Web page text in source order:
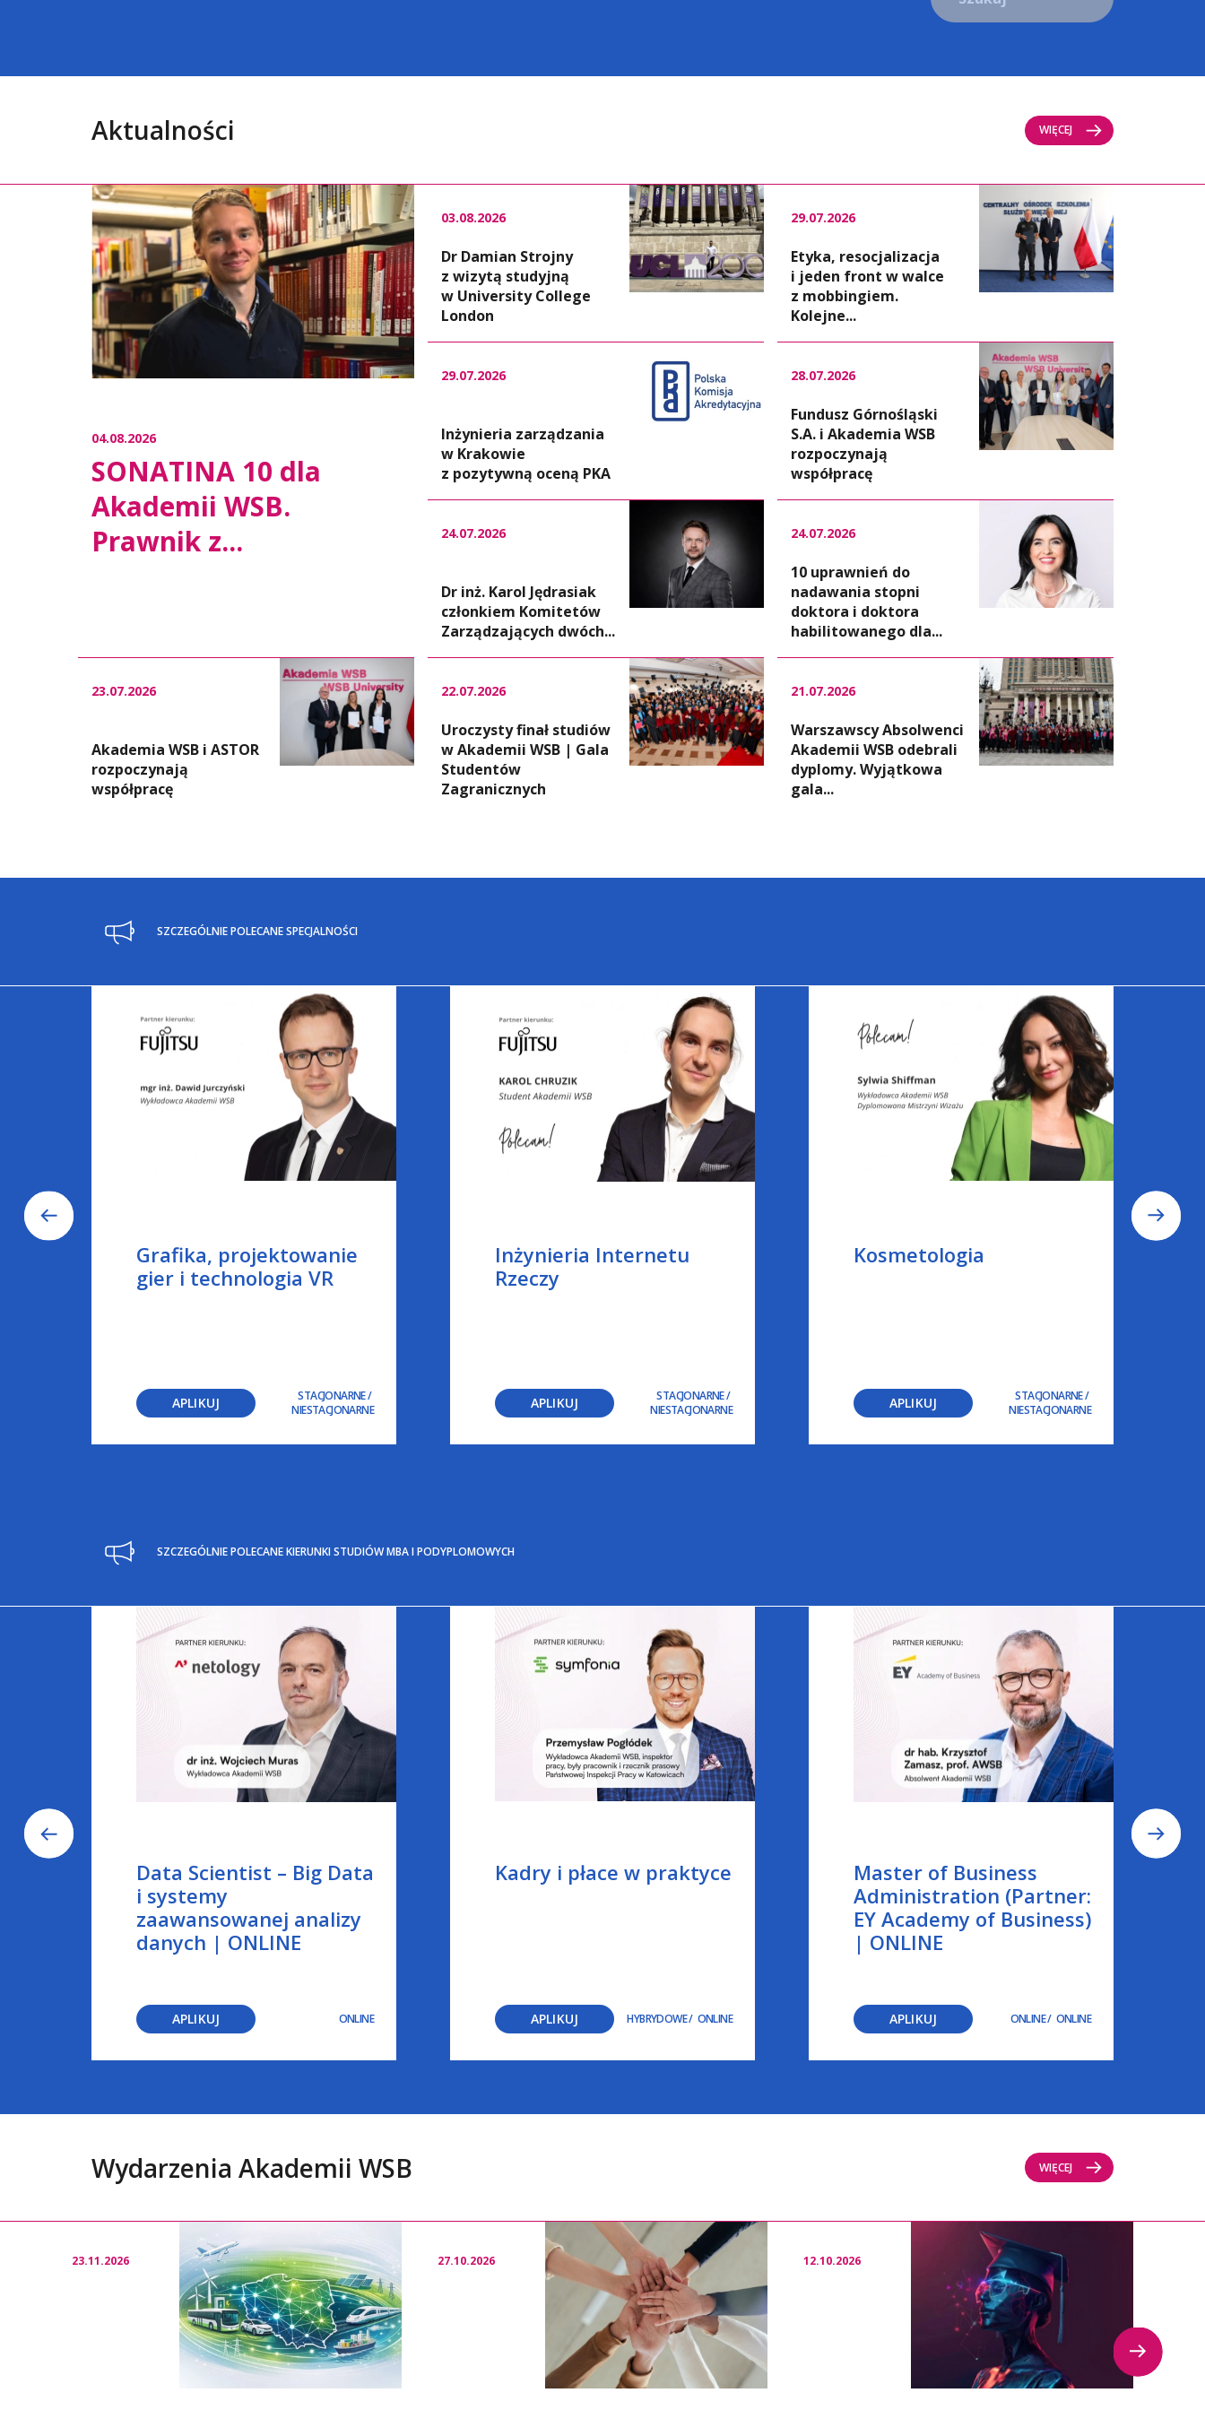
Aktualności WIĘCEJ
04.08.2026
SONATINA 10 dla
Akademii WSB.
Prawnik z...
03.08.2026
Dr Damian Strojny
z wizytą studyjną
w University College
London
29.07.2026
Etyka, resocjalizacja
i jeden front w walce
z mobbingiem.
Kolejne...
29.07.2026
Inżynieria zarządzania
w Krakowie
z pozytywną oceną PKA
28.07.2026
Fundusz Górnośląski
S.A. i Akademia WSB
rozpoczynają
współpracę
24.07.2026
Dr inż. Karol Jędrasiak
członkiem Komitetów
Zarządzających dwóch...
24.07.2026
10 uprawnień do
nadawania stopni
doktora i doktora
habilitowanego dla...
23.07.2026
Akademia WSB i ASTOR
rozpoczynają
współpracę
22.07.2026
Uroczysty finał studiów
w Akademii WSB | Gala
Studentów
Zagranicznych
21.07.2026
Warszawscy Absolwenci
Akademii WSB odebrali
dyplomy. Wyjątkowa
gala...
SZCZEGÓLNIE POLECANE SPECJALNOŚCI
Grafika, projektowanie
gier i technologia VR
APLIKUJ STACJONARNE/
NIESTACJONARNE
Inżynieria Internetu
Rzeczy
APLIKUJ STACJONARNE/
NIESTACJONARNE
Kosmetologia
APLIKUJ STACJONARNE/
NIESTACJONARNE
SZCZEGÓLNIE POLECANE KIERUNKI STUDIÓW MBA I PODYPLOMOWYCH
Data Scientist – Big Data
i systemy
zaawansowanej analizy
danych | ONLINE
APLIKUJ ONLINE
Kadry i płace w praktyce
APLIKUJ HYBRYDOWE/ ONLINE
Master of Business
Administration (Partner:
EY Academy of Business)
| ONLINE
APLIKUJ ONLINE/ ONLINE
Wydarzenia Akademii WSB WIĘCEJ
23.11.2026 27.10.2026 12.10.2026